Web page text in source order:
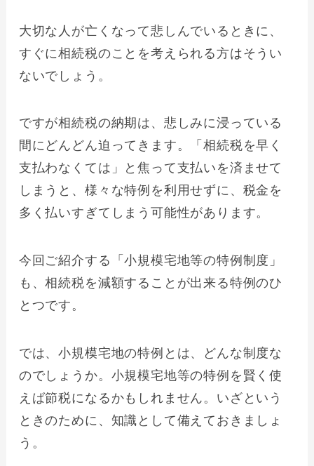
大切な人が亡くなって悲しんでいるときに、
すぐに相続税のことを考えられる方はそうい
ないでしょう。
ですが相続税の納期は、悲しみに浸っている
間にどんどん迫ってきます。「相続税を早く
支払わなくては」と焦って支払いを済ませて
しまうと、様々な特例を利用せずに、税金を
多く払いすぎてしまう可能性があります。
今回ご紹介する「小規模宅地等の特例制度」
も、相続税を減額することが出来る特例のひ
とつです。
では、小規模宅地の特例とは、どんな制度な
のでしょうか。小規模宅地等の特例を賢く使
えば節税になるかもしれません。いざという
ときのために、知識として備えておきましょ
う。